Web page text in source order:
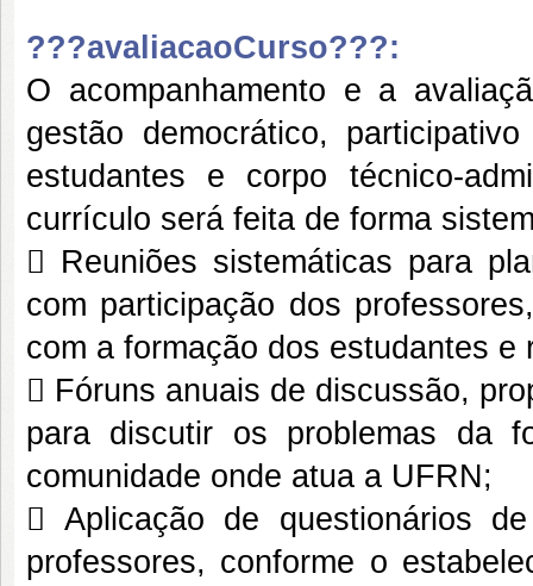
???avaliacaoCurso???:
O acompanhamento e a
gestão democrático,
estudantes e corpo técnico-
currículo será feita de forma
 Reuniões sistemáticas para
com participação dos
com a formação dos estudantes
 Fóruns anuais de discussão,
para discutir os problemas da
comunidade onde atua a UFRN;
 Aplicação de questionários
professores, conforme o